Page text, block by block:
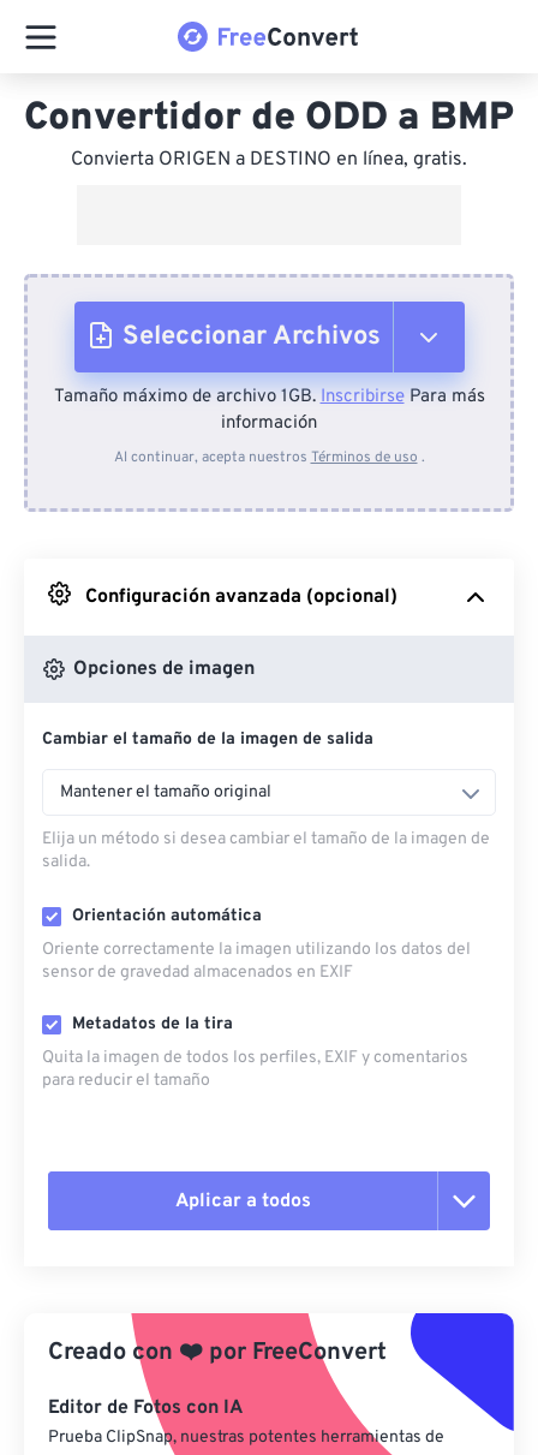
Convertidor de ODD a BMP
Convierta ORIGEN a DESTINO en línea, gratis.
Seleccionar Archivos
Desde el dispositivo
Desde Google Drive
Desde OneDrive
Desde URL
Tamaño máximo de archivo 1GB.InscribirsePara más
información
Al continuar, acepta nuestros Términos de uso .
Configuración avanzada (opcional)
Opciones de imagen
Cambiar el tamaño de la imagen de salida
Mantener el tamaño original
Elija un método si desea cambiar el tamaño de la imagen de
salida.
Orientación automática
Oriente correctamente la imagen utilizando los datos del
sensor de gravedad almacenados en EXIF
Metadatos de la tira
Quita la imagen de todos los perfiles, EXIF ​​y comentarios
para reducir el tamaño
Aplicar a todos
Aplicar desde el ajuste preestablecido
Guardar como preestablecido
Creado con ❤️ por FreeConvert
Editor de Fotos con IA
Prueba ClipSnap, nuestras potentes herramientas de